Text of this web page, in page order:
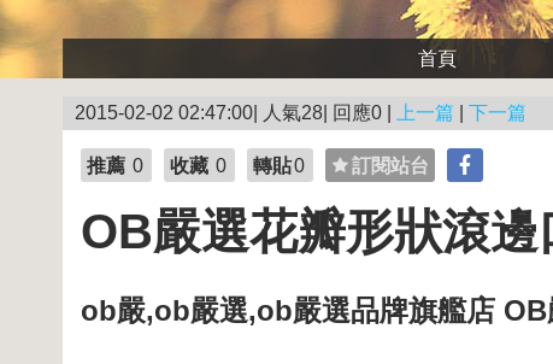
首頁
2015-02-02 02:47:00| 人氣28| 回應0 | 上一篇 下一篇
推薦 0 收藏 0 轉貼0 訂閱站台
OB嚴選花瓣形狀滾邊
ob嚴,ob嚴選,ob嚴選品牌旗艦店 OB